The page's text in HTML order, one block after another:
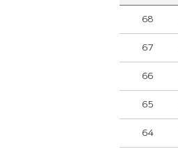
68
67
66
65
64